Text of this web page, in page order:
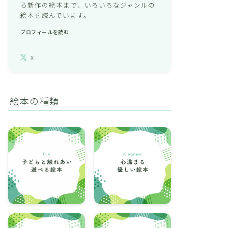
ら新作の絵本まで、いろいろなジャンルの
絵本を読んでいます。
プロフィールを読む
X
絵本の種類